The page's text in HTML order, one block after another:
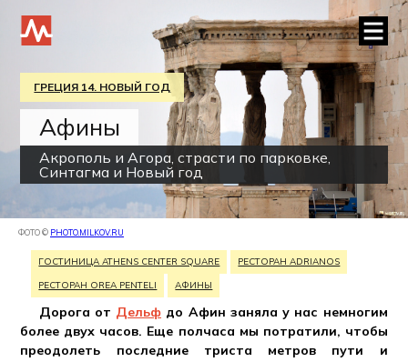
ГРЕЦИЯ 14. НОВЫЙ ГОД
Афины
Акрополь и Агора, страсти по парковке,
Синтагма и Новый год
ФОТО © PHOTO.MILKOV.RU
ГОСТИНИЦА ATHENS CENTER SQUARE
РЕСТОРАН ADRIANOS
РЕСТОРАН OREA PENTELI
АФИНЫ
Дорога от Дельф до Афин заняла у нас немногим
более двух часов. Еще полчаса мы потратили, чтобы
преодолеть последние триста метров пути и